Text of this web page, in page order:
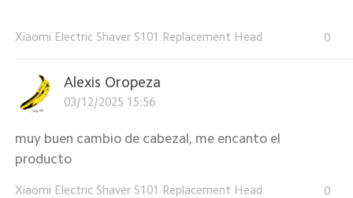
Xiaomi Electric Shaver S101 Replacement Head 0
Alexis Oropeza
03/12/2025 15:56
muy buen cambio de cabezal, me encanto el
producto
Xiaomi Electric Shaver S101 Replacement Head 0